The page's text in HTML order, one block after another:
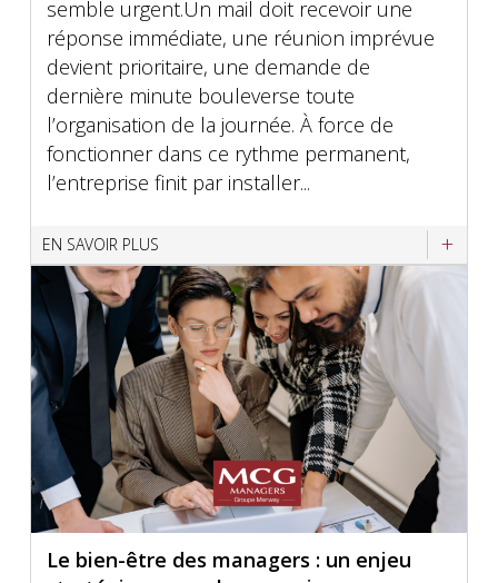
semble urgent.Un mail doit recevoir une
réponse immédiate, une réunion imprévue
devient prioritaire, une demande de
dernière minute bouleverse toute
l’organisation de la journée. À force de
fonctionner dans ce rythme permanent,
l’entreprise finit par installer...
EN SAVOIR PLUS
Le bien-être des managers : un enjeu